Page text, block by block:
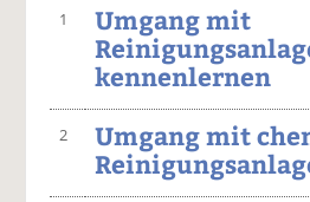
1
Umgang mit
kennenlernen
2
Umgang mit